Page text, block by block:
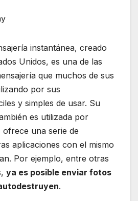
instantánea, creado
Unidos, es una de las
que muchos de sus
por sus
y simples de usar. Su
es utilizada por
una serie de
aplicaciones con el mismo
Por ejemplo, entre otras
ya es posible enviar fotos
.